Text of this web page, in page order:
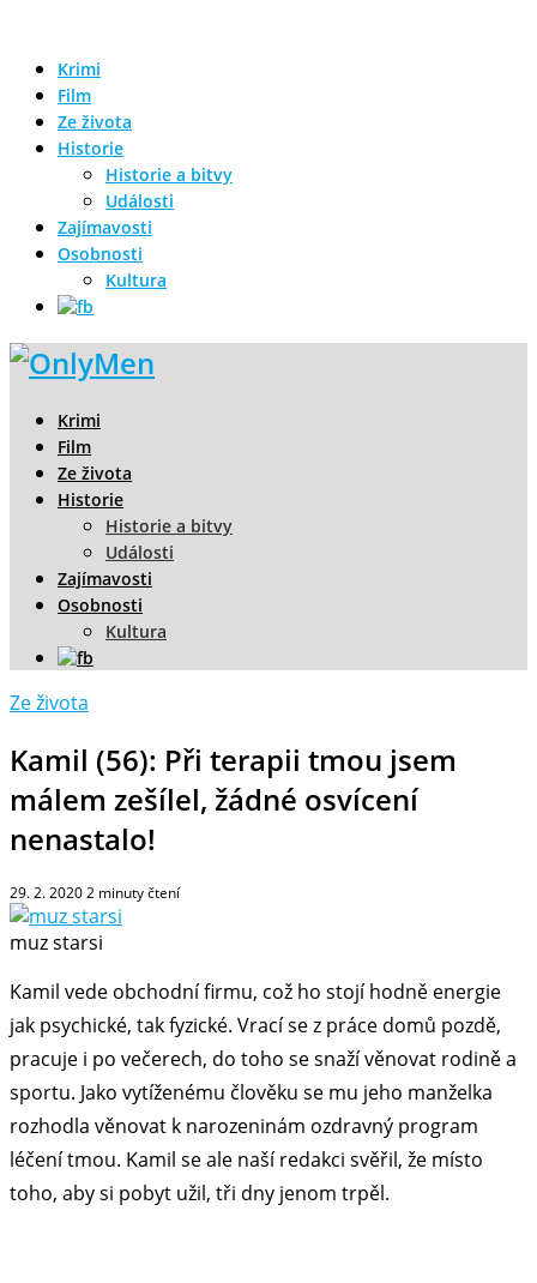
Krimi
Film
Ze života
Historie
Historie a bitvy
Události
Zajímavosti
Osobnosti
Kultura
Krimi
Film
Ze života
Historie
Historie a bitvy
Události
Zajímavosti
Osobnosti
Kultura
Ze života
Kamil (56): Při terapii tmou jsem
málem zešílel, žádné osvícení
nenastalo!
29. 2. 20202 minuty čtení
muz starsi
Kamil vede obchodní firmu, což ho stojí hodně energie
jak psychické, tak fyzické. Vrací se z práce domů pozdě,
pracuje i po večerech, do toho se snaží věnovat rodině a
sportu. Jako vytíženému člověku se mu jeho manželka
rozhodla věnovat k narozeninám ozdravný program
léčení tmou. Kamil se ale naší redakci svěřil, že místo
toho, aby si pobyt užil, tři dny jenom trpěl.